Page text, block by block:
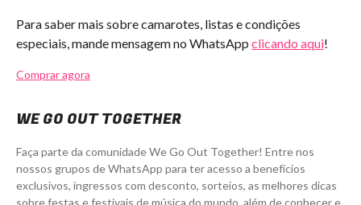
Para saber mais sobre camarotes, listas e condições
especiais, mande mensagem no WhatsApp clicando aqui!
Comprar agora
WE GO OUT TOGETHER
Faça parte da comunidade We Go Out Together! Entre nos
nossos grupos de WhatsApp para ter acesso a benefícios
exclusivos, ingressos com desconto, sorteios, as melhores dicas
sobre festas e festivais de música do mundo, além de conhecer e